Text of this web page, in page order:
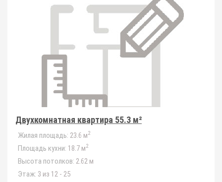
Двухкомнатная квартира 55.3 м²
Жилая площадь: 23.6 м2
Площадь кухни: 18.7 м2
Высота потолков: 2.62 м
Этаж: 3 из 12 - 25